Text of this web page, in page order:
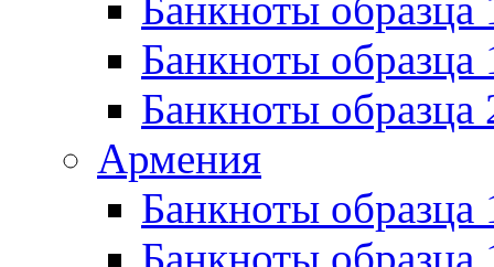
Банкноты
Банкноты образца
Армения
Банкноты образца